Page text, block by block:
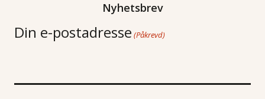
Nyhetsbrev
Din e-postadresse (Påkrevd)